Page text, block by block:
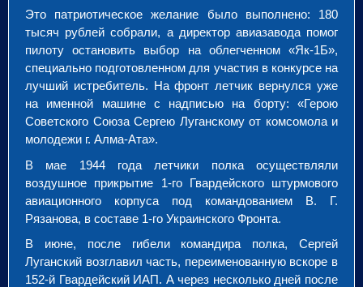
Это патриотическое желание было выполнено: 180
тысяч рублей собрали, а директор авиазавода помог
пилоту остановить выбор на облегченном «Як-1Б»,
специально подготовленном для участия в конкурсе на
лучший истребитель. На фронт летчик вернулся уже
на именной машине с надписью на борту: «Герою
Советского Союза Сергею Луганскому от комсомола и
молодежи г. Алма-Ата».
В мае 1944 года летчики полка осуществляли
воздушное прикрытие 1-го Гвардейского штурмового
авиационного корпуса под командованием В. Г.
Рязанова, в составе 1-го Украинского Фронта.
В июне, после гибели командира полка, Сергей
Луганский возглавил часть, переименованную вскоре в
152-й Гвардейский ИАП. А через несколько дней после